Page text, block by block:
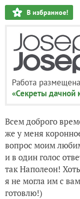
В избранное!
Работа
«Секреты дачной
Всем доброго
же у меня
вопрос моим
и в один голос
так Наполеон!
я не могла им с
готовлю!)